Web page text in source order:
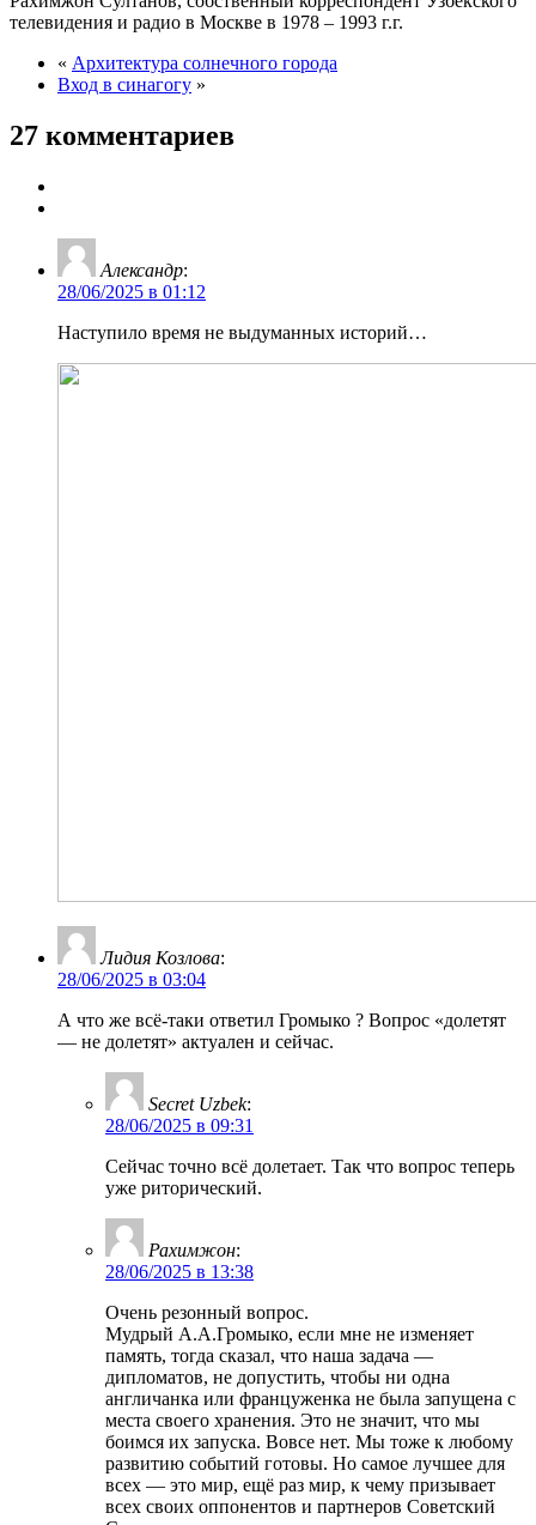
телевидения и радио в Москве в 1978 – 1993 г.г.
« Архитектура солнечного города
Вход в синагогу »
27 комментариев
Александр:
28/06/2025 в 01:12
Наступило время не выдуманных историй…
Лидия Козлова:
28/06/2025 в 03:04
А что же всё-таки ответил Громыко ? Вопрос «долетят
— не долетят» актуален и сейчас.
Secret Uzbek:
28/06/2025 в 09:31
Сейчас точно всё долетает. Так что вопрос теперь
уже риторический.
Рахимжон:
28/06/2025 в 13:38
Очень резонный вопрос.
Мудрый А.А.Громыко, если мне не изменяет
память, тогда сказал, что наша задача —
дипломатов, не допустить, чтобы ни одна
англичанка или француженка не была запущена с
места своего хранения. Это не значит, что мы
боимся их запуска. Вовсе нет. Мы тоже к любому
развитию событий готовы. Но самое лучшее для
всех — это мир, ещё раз мир, к чему призывает
всех своих оппонентов и партнеров Советский